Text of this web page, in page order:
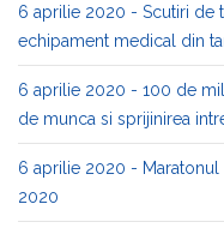
6 aprilie 2020 - Scutiri de
echipament medical din
6 aprilie 2020 - 100 de
de munca si sprijinirea
6 aprilie 2020 -
2020